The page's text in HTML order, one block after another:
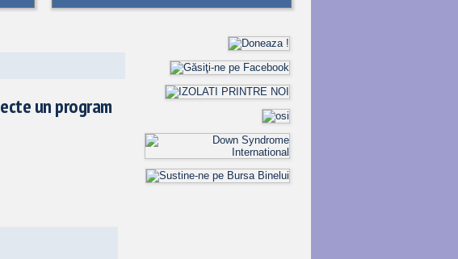
un program